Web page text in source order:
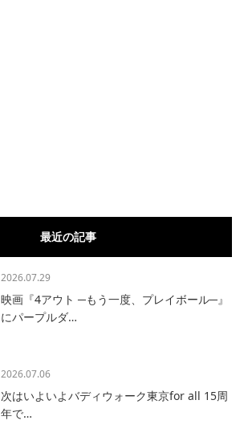
最近の記事
2026.07.29
映画『4アウト ─もう一度、プレイボール─』
にパープルダ…
2026.07.06
次はいよいよバディウォーク東京for all 15周
年で…